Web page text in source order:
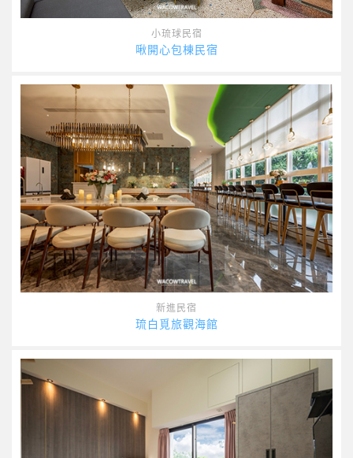
小琉球民宿
啾開心包棟民宿
新進民宿
琉白覓旅觀海館